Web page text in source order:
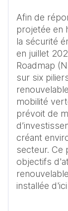
Afin de
projetée en
la sécurité
en juillet
Roadmap
sur six
mobilité
prévoit de
créant
secteur. Ce
objectifs
installée